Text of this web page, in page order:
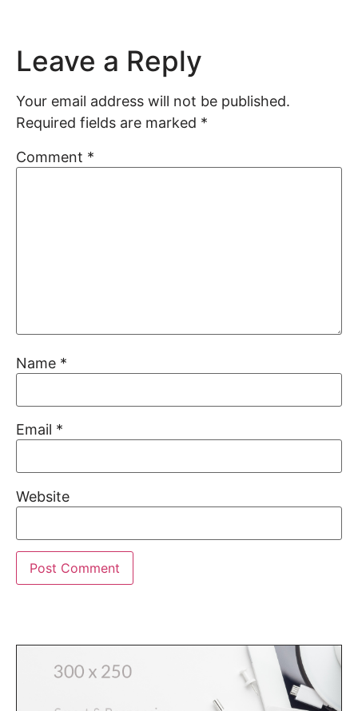
Leave a Reply
Your email address will not be published.
Required fields are marked *
Comment *
Name *
Email *
Website